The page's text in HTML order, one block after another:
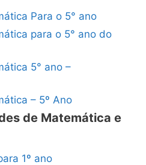
Para o 5° ano
para o 5° ano do
5° ano –
– 5º Ano
de Matemática e
1º ano